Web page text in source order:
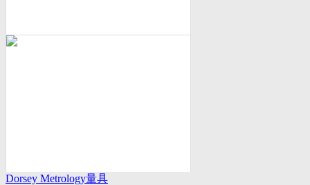
Dorsey Metrology量具